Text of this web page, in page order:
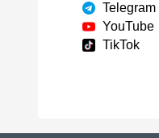
Telegram
YouTube
TikTok